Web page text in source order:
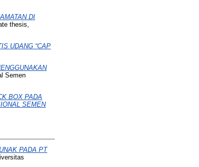
DI
thesis,
UDANG “CAP
Semen
BOX PADA
SEMEN
PADA PT